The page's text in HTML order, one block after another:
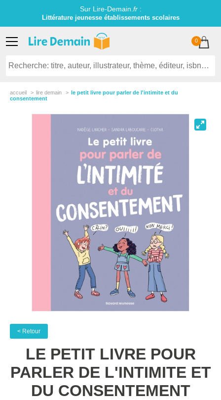
Sur Lire-Demain. fr:
Littérature jeunesse établissements scolaires
0
accueil lire demain
le petit livre pour parler de l'intimite et du
consentement
< Retour
LE PETIT LIVRE POUR
PARLER DE L'INTIMITE ET
DU CONSENTEMENT